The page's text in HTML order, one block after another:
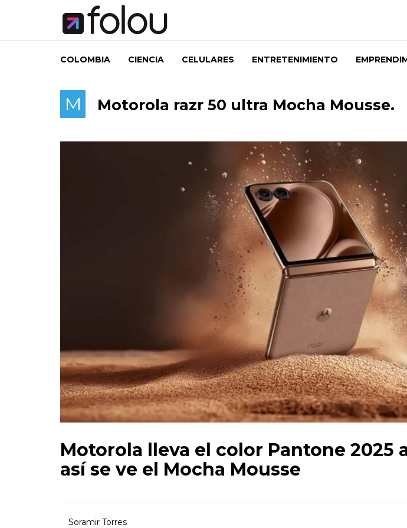
COLOMBIA CIENCIA CELULARES ENTRETENIMIENTO
M Motorola razr 50 ultra Mocha Mousse.
Motorola lleva el color Pantone 2025
así se ve el Mocha Mousse
Soramir Torres